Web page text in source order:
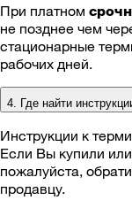
При платном
не позднее чем
стационарные
рабочих дней.
4. Где найти
Инструкции к
Если Вы купили
пожалуйста,
продавцу.